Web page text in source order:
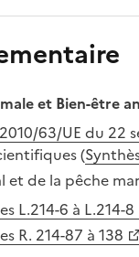
et Bien-être
63/UE du 22
(
et de la pêche
L.214-6 à L.214-8
R. 214-87 à 138